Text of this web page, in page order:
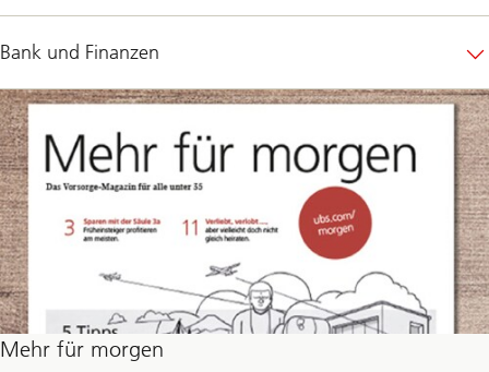
Bank und Finanzen
Mehr für morgen